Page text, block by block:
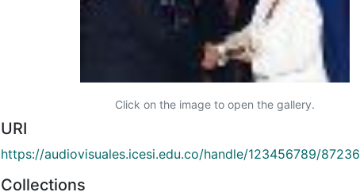
Click on the image to open the gallery.
URI
https://audiovisuales.icesi.edu.co/handle/123456789/87236
Collections